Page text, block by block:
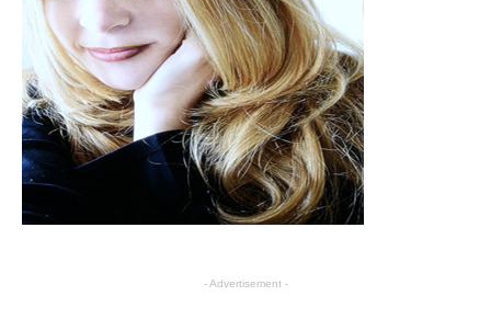
- Advertisement -